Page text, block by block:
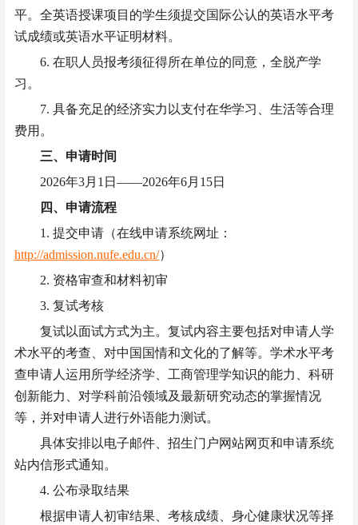
平。全英语授课项目的学生须提交国际公认的英语水平考
试成绩或英语水平证明材料。
6. 在职人员报考须征得所在单位的同意，全脱产学
习。
7. 具备充足的经济实力以支付在华学习、生活等合理
费用。
三、申请时间
2026年3月1日——2026年6月15日
四、申请流程
1. 提交申请（在线申请系统网址：
http://admission.nufe.edu.cn/）
2. 资格审查和材料初审
3. 复试考核
复试以面试方式为主。复试内容主要包括对申请人学
术水平的考查、对中国国情和文化的了解等。 学术水平考
查申请人 运用所学经济学、工商管理学知识的能力、科研
创新能力、对学科前沿领域及最新研究动态的掌握情况
等，并对申请人 进行外语能力测试。
具体安排以电子邮件、招生门户网站网页和申请系统
站内信形式通知。
4. 公布录取结果
根据申请人初审结果、考核成绩、身心健康状况等择